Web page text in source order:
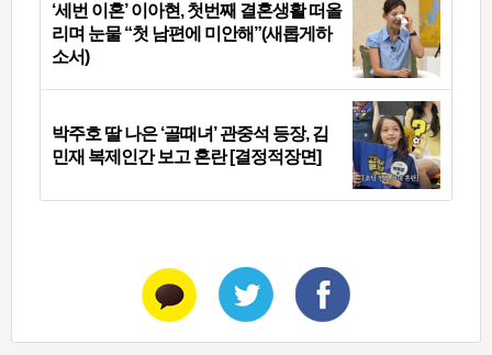
‘세번 이혼’ 이아현, 첫번째 결혼생활 떠올
리며 눈물 “첫 남편에 미안해”(새롭게하
소서)
박주호 딸 나은 ‘골때녀’ 관중석 등장, 김
민재 복제인간 보고 혼란 [결정적장면]